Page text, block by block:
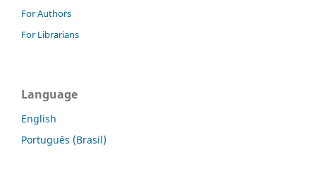
For Authors
For Librarians
Language
English
Português (Brasil)